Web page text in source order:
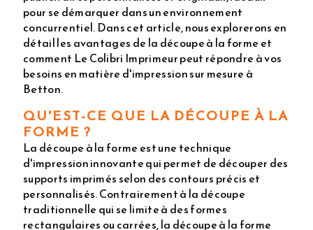
pour se démarquer dans un environnement
concurrentiel. Dans cet article, nous explorerons en
détail les avantages de la découpe à la forme et
comment Le Colibri Imprimeur peut répondre à vos
besoins en matière d'impression sur mesure à
Betton.
QU'EST-CE QUE LA DÉCOUPE À LA
FORME ?
La découpe à la forme est une technique
d'impression innovante qui permet de découper des
supports imprimés selon des contours précis et
personnalisés. Contrairement à la découpe
traditionnelle qui se limite à des formes
rectangulaires ou carrées, la découpe à la forme